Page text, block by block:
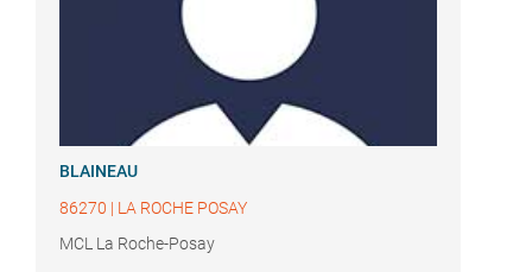
BLAINEAU
86270 | LA ROCHE POSAY
MCL La Roche-Posay